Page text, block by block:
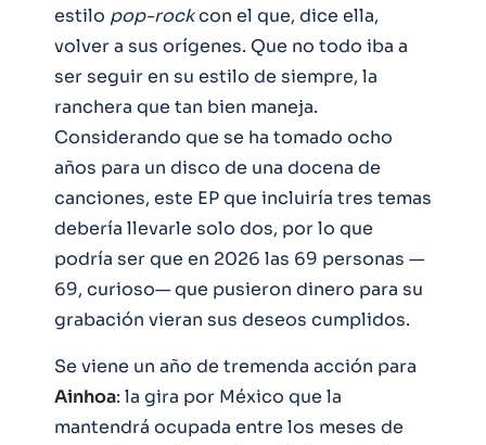
estilo pop-rockcon el que, dice ella,
volver a sus orígenes. Que no todo iba a
ser seguir en su estilo de siempre, la
ranchera que tan bien maneja.
Considerando que se ha tomado ocho
años para un disco de una docena de
canciones, este EP que incluiría tres temas
debería llevarle solo dos, por lo que
podría ser que en 2026 las 69 personas —
69, curioso— que pusieron dinero para su
grabación vieran sus deseos cumplidos.
Se viene un año de tremenda acción para
Ainhoa: la gira por México que la
mantendrá ocupada entre los meses de